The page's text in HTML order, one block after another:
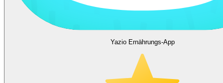
Yazio Ernährungs-App